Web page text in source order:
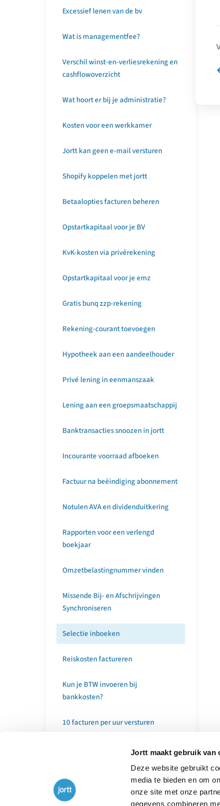
Jortt maakt gebruik van
Deze website gebruikt
media te bieden en om
onze site met onze
gegevens combineren
Excessief lenen van de bv
Wat is managementfee?
Verschil winst-en-verliesrekening en
cashflowoverzicht
Wat hoort er bij je administratie?
Kosten voor een werkkamer
Jortt kan geen e-mail versturen
Shopify koppelen met jortt
Betaalopties facturen beheren
Opstartkapitaal voor je BV
KvK-kosten via privérekening
Opstartkapitaal voor je emz
Gratis bunq zzp-rekening
Rekening-courant toevoegen
Hypotheek aan een aandeelhouder
Privé lening in eenmanszaak
Lening aan een groepsmaatschappij
Banktransacties snoozen in jortt
Incourante voorraad afboeken
Factuur na beëindiging abonnement
Notulen AVA en dividenduitkering
Rapporten voor een verlengd
boekjaar
Omzetbelastingnummer vinden
Missende Bij- en Afschrijvingen
Synchroniseren
Selectie inboeken
Reiskosten factureren
Kun je BTW invoeren bij
bankkosten?
10 facturen per uur versturen
Jortt Aanbevelen/ Affiliate
Geleende vervoermiddelen